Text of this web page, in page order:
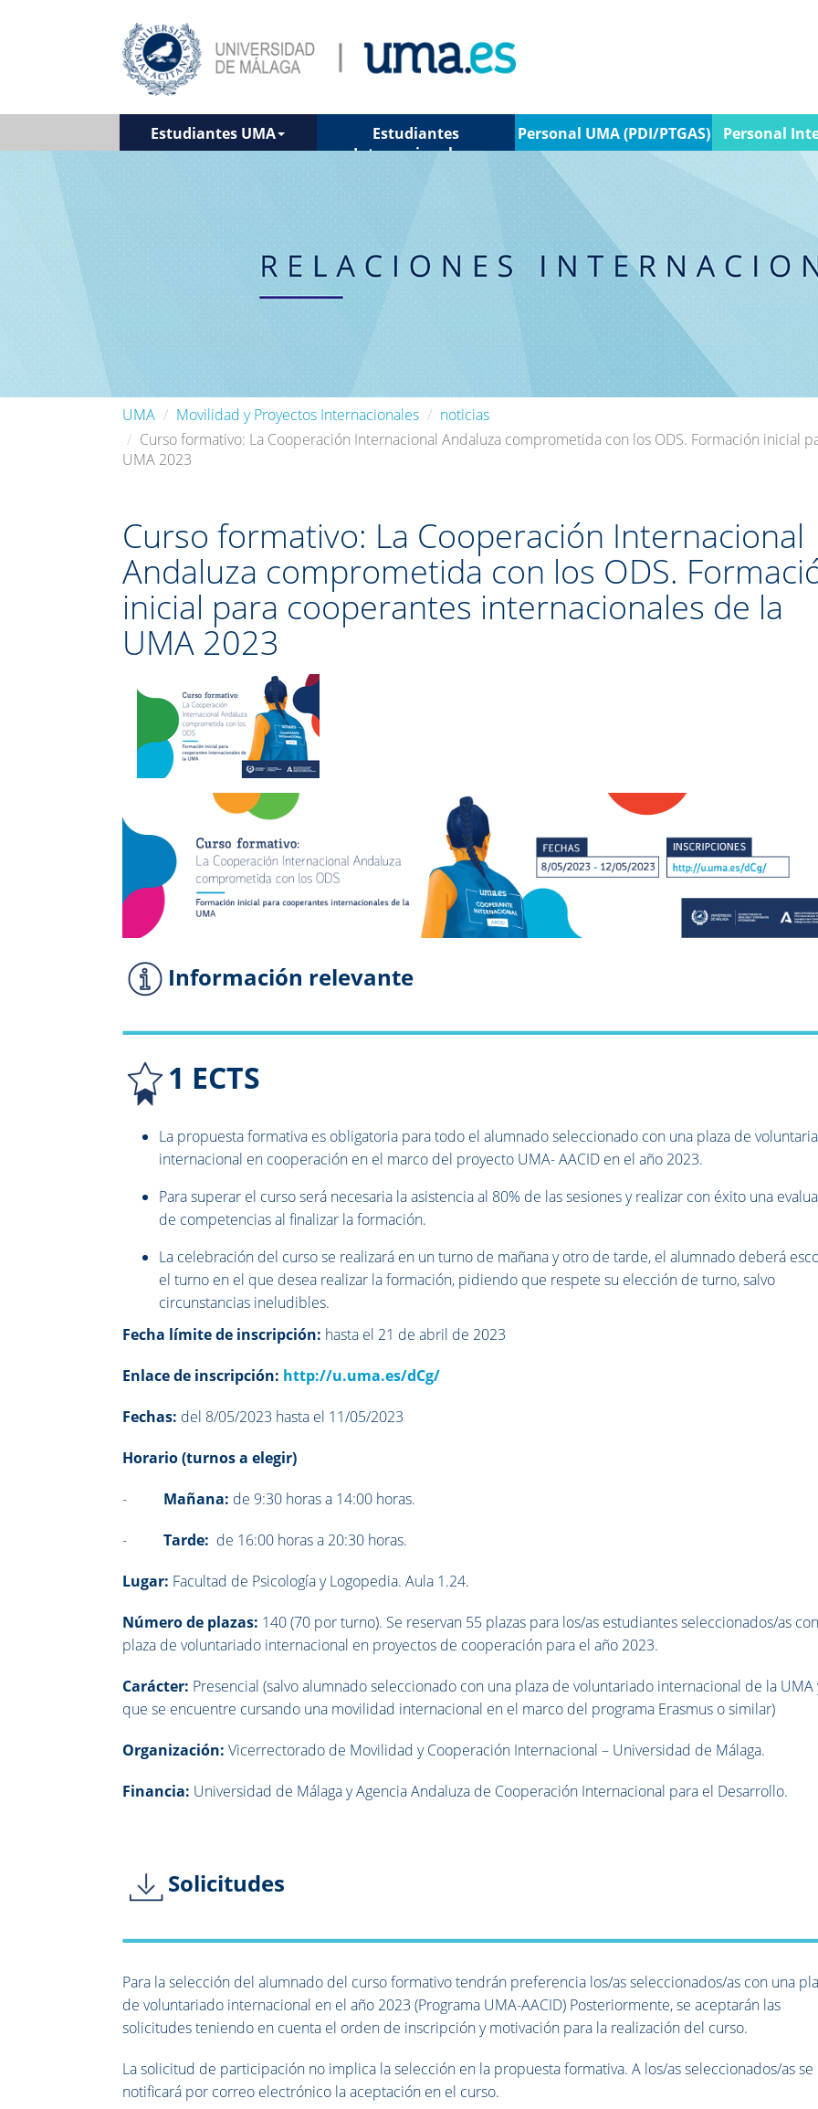
Estudiantes UMA
Estudiantes
Internacionales
Personal UMA (PDI/PTGAS) Personal
UMA Movilidad y Proyectos Internacionales
noticias
Curso formativo: La Cooperación Internacional Andaluza comprometida con los ODS. Formación inicial
UMA 2023
Curso formativo: La Cooperación Internacional
Andaluza comprometida con los ODS.
inicial para cooperantes internacionales de la
UMA 2023
Información relevante
1 ECTS
La propuesta formativa es obligatoria para todo el alumnado seleccionado con una plaza de
internacional en cooperación en el marco del proyecto UMA- AACID en el año 2023.
Para superar el curso será necesaria la asistencia al 80% de las sesiones y realizar con éxito una
de competencias al finalizar la formación.
La celebración del curso se realizará en un turno de mañana y otro de tarde, el alumnado deberá
el turno en el que desea realizar la formación, pidiendo que respete su elección de turno, salvo
circunstancias ineludibles.
Fecha límite de inscripción: hasta el 21 de abril de 2023
Enlace de inscripción: http://u.uma.es/dCg/
Fechas: del 8/05/2023 hasta el 11/05/2023
Horario (turnos a elegir)
- Mañana: de 9:30 horas a 14:00 horas.
-Tarde: de 16:00 horas a 20:30 horas.
Lugar: Facultad de Psicología y Logopedia. Aula 1.24.
Número de plazas: 140 (70 por turno). Se reservan 55 plazas para los/as estudiantes seleccionados/as
plaza de voluntariado internacional en proyectos de cooperación para el año 2023.
Carácter: Presencial (salvo alumnado seleccionado con una plaza de voluntariado internacional de la UMA
que se encuentre cursando una movilidad internacional en el marco del programa Erasmus o similar)
Organización: Vicerrectorado de Movilidad y Cooperación Internacional – Universidad de Málaga.
Financia: Universidad de Málaga y Agencia Andaluza de Cooperación Internacional para el Desarrollo.
Solicitudes
Para la selección del alumnado del curso formativo tendrán preferencia los/as seleccionados/as con una
de voluntariado internacional en el año 2023 (Programa UMA-AACID) Posteriormente, se aceptarán las
solicitudes teniendo en cuenta el orden de inscripción y motivación para la realización del curso.
La solicitud de participación no implica la selección en la propuesta formativa. A los/as seleccionados/as se
notificará por correo electrónico la aceptación en el curso.